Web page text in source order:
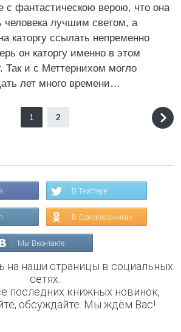
с фантастическою верою, что она
человека лучшим светом, а
каторгу ссылать непременно
он каторгу именно в этом
Так и с Меттернихом могло
лет много времени…
1 2
В Твиттере
В Одноклассниках
Мы Вконтакте
на наши страницы в социальных
сетях.
последних книжных новинок,
обсуждайте. Мы ждём Вас!